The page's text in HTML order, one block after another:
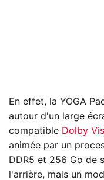
En effet, la YOGA
autour d'un large
compatible Dolby
animée par un
DDR5 et 256 Go de
l'arrière, mais un